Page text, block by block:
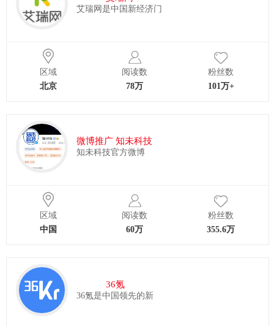
艾瑞网是中国新经济门
区域
北京
阅读数
78万
粉丝数
101万+
微博推广 知未科技
知未科技官方微博
区域
中国
阅读数
60万
粉丝数
355.6万
36氪
36氪是中国领先的新